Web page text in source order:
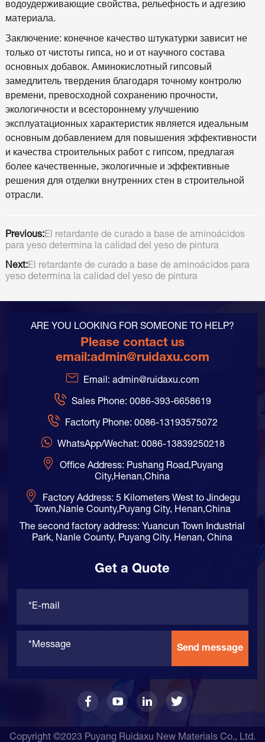
водоудерживающие свойства, рельефность и адгезию
материала.
Заключение: конечное качество штукатурки зависит не
только от чистоты гипса, но и от научного состава
основных добавок. Аминокислотный гипсовый
замедлитель твердения благодаря точному контролю
времени, превосходной сохранению прочности,
экологичности и всестороннему улучшению
эксплуатационных характеристик является идеальным
основным добавлением для повышения эффективности
и качества строительных работ с гипсом, предлагая
более качественные, экологичные и эффективные
решения для отделки внутренних стен в строительной
отрасли.
Previous:El retardante de curado a base de aminoácidos
para yeso determina la calidad del yeso de pintura
Next:El retardante de curado a base de aminoácidos para
yeso determina la calidad del yeso de pintura
ARE YOU LOOKING FOR SOMEONE TO HELP?
Please contact us
email:admin@ruidaxu.com
Email: admin@ruidaxu.com
Sales Phone: 0086-393-6658619
Factorty Phone: 0086-13193575072
WhatsApp/Wechat: 0086-13839250218
Office Address: Pushang Road,Puyang
City,Henan,China
Factory Address: 5 Kilometers West to Jindegu
Town,Nanle County,Puyang City, Henan,China
The second factory address: Yuancun Town Industrial
Park, Nanle County, Puyang City, Henan, China
Get a Quote
Send message
Copyright ©2023 Puyang Ruidaxu New Materials Co., Ltd.